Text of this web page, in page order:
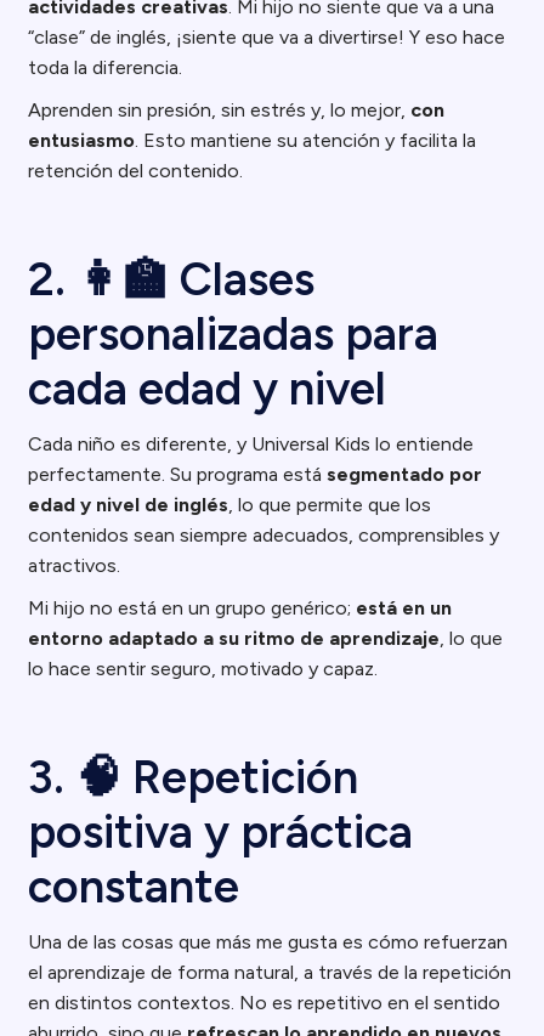
actividades creativas. Mi hijo no siente que va a una
“clase” de inglés, ¡siente que va a divertirse! Y eso hace
toda la diferencia.
Aprenden sin presión, sin estrés y, lo mejor, con
entusiasmo. Esto mantiene su atención y facilita la
retención del contenido.
2. 👩‍🏫 Clases
personalizadas para
cada edad y nivel
Cada niño es diferente, y Universal Kids lo entiende
perfectamente. Su programa estásegmentado por
edad y nivel de inglés, lo que permite que los
contenidos sean siempre adecuados, comprensibles y
atractivos.
Mi hijo no está en un grupo genérico; está en un
entorno adaptado a su ritmo de aprendizaje, lo que
lo hace sentir seguro, motivado y capaz.
3. 🧠 Repetición
positiva y práctica
constante
Una de las cosas que más me gusta es cómo refuerzan
el aprendizaje de forma natural, a través de la repetición
en distintos contextos. No es repetitivo en el sentido